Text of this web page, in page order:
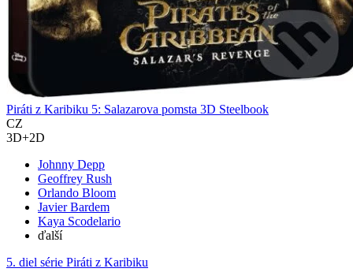
Piráti z Karibiku 5: Salazarova pomsta 3D Steelbook
CZ
3D+2D
Johnny Depp
Geoffrey Rush
Orlando Bloom
Javier Bardem
Kaya Scodelario
ďalší
5. diel série Piráti z Karibiku